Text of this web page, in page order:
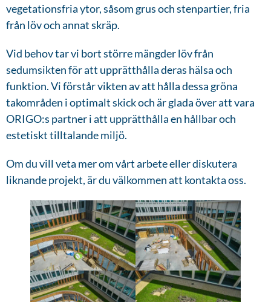
vegetationsfria ytor, såsom grus och stenpartier, fria
från löv och annat skräp.
Vid behov tar vi bort större mängder löv från
sedumsikten för att upprätthålla deras hälsa och
funktion. Vi förstår vikten av att hålla dessa gröna
takområden i optimalt skick och är glada över att vara
ORIGO:s partner i att upprätthålla en hållbar och
estetiskt tilltalande miljö.
Om du vill veta mer om vårt arbete eller diskutera
liknande projekt, är du välkommen att kontakta oss.